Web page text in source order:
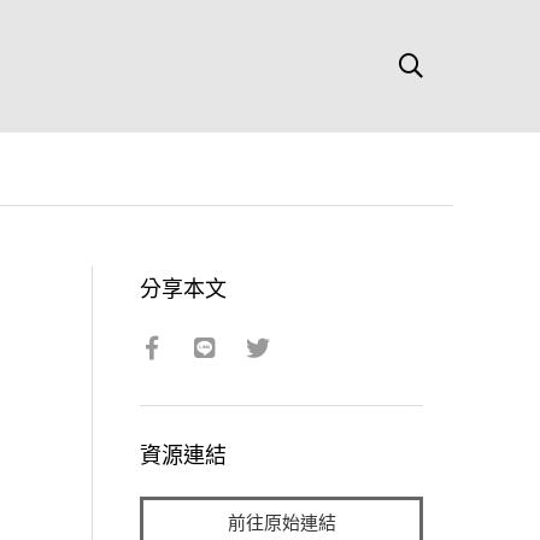
分享本文
資源連結
前往原始連結